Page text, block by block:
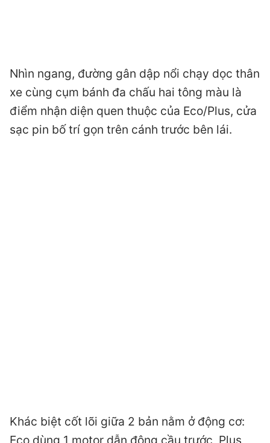
Nhìn ngang, đường gân dập nổi chạy dọc thân
xe cùng cụm bánh đa chấu hai tông màu là
điểm nhận diện quen thuộc của Eco/Plus, cửa
sạc pin bố trí gọn trên cánh trước bên lái.
Khác biệt cốt lõi giữa 2 bản nằm ở động cơ: